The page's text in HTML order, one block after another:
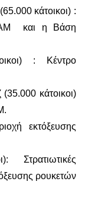
κάτοικοι) :
και η Βάση
: Κέντρο
κάτοικοι)
εκτόξευσης
Στρατιωτικές
ρουκετών